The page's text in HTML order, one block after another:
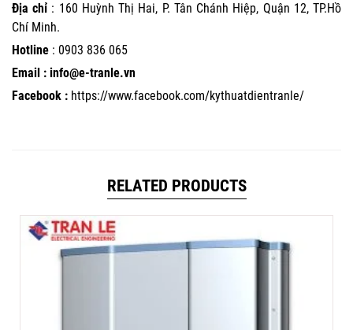
Địa chỉ : 160 Huỳnh Thị Hai, P. Tân Chánh Hiệp, Quận 12, TP.Hồ
Chí Minh.
Hotline : 0903 836 065
Email : info@e-tranle.vn
Facebook : https://www.facebook.com/kythuatdientranle/
RELATED PRODUCTS